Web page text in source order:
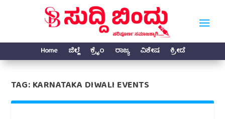
Home ಜಿಲ್ಲೆ ಕ್ರೈಂ ರಾಜ್ಯ ವಿಶೇಷ ಕ್ರೀಡೆ
TAG:KARNATAKA DIWALI EVENTS